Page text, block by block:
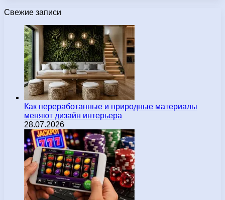
Свежие записи
Как переработанные и природные материалы
меняют дизайн интерьера
28.07.2026